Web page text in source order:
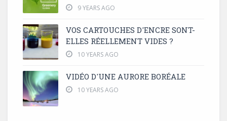
9 YEARS AGO
VOS CARTOUCHES D'ENCRE SONT-
ELLES RÉELLEMENT VIDES ?
10 YEARS AGO
VIDÉO D'UNE AURORE BORÉALE
10 YEARS AGO